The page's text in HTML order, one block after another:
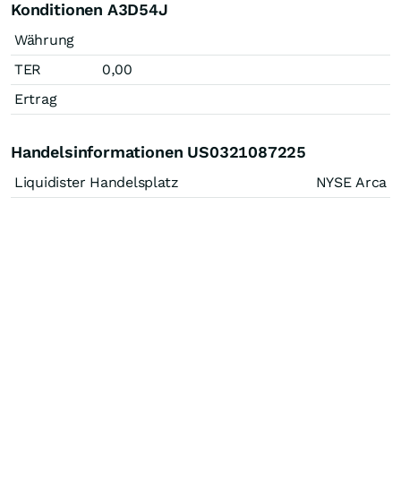
Konditionen A3D54J
Währung
TER
0,00
Ertrag
Handelsinformationen US0321087225
Liquidister Handelsplatz NYSE Arca